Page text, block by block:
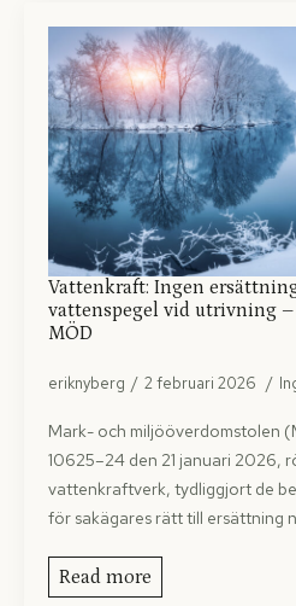
Vattenkraft: Ingen
vattenspegel vid utrivning
MÖD
eriknyberg 2 februari 2026
Mark- och miljööverdomstolen
10625–24 den 21 januari 2026,
vattenkraftverk, tydliggjort de
för sakägares rätt till ersättning
Read more